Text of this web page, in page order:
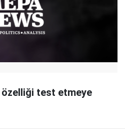
test etmeye